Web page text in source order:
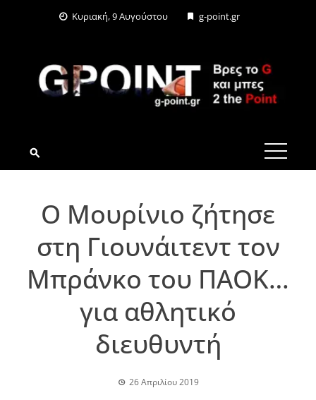
Κυριακή, 9 Αυγούστου g-point.gr
G-POINT.GR
Ο Μουρίνιο ζήτησε
στη Γιουνάιτεντ τον
Μπράνκο του ΠΑΟΚ…
για αθλητικό
διευθυντή
26 Απριλίου 2019